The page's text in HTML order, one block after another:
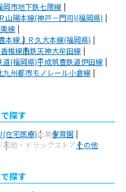
岡市地下鉄七隈線
山陽本線(神戸－門司)(福岡県)
線
本線ＪＲ久大本線(福岡県)
椎線西鉄天神大牟田線
道(福岡県)平成筑豊鉄道伊田線
九州都市モノレール小倉線
探す
(在宅医療)企業保育園
薬局・ドラッグストアその他
探す